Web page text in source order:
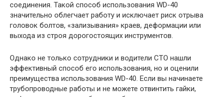
соединения. Такой способ использования WD-40
значительно облегчает работу и исключает риск отрыва
головок болтов, «зализывания» краев, деформации или
выхода из строя дорогостоящих инструментов.
Однако не только сотрудники и водители СТО нашли
эффективный способ его использования, но и оценили
преимущества использования WD-40. Если вы начинаете
трубопроводные работы и не можете отвинтить гайки,